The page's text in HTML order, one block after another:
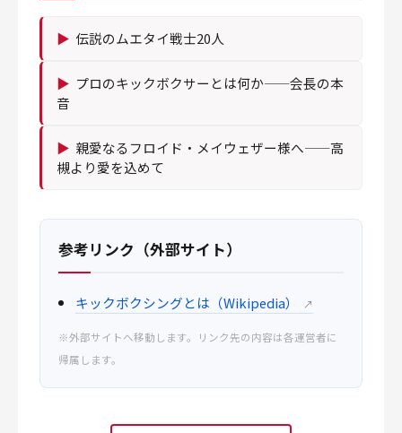
▶ 伝説のムエタイ戦士20人
▶ プロのキックボクサーとは何か——会長の本
音
▶ 親愛なるフロイド・メイウェザー様へ——高
槻より愛を込めて
参考リンク（外部サイト）
キックボクシングとは（Wikipedia） ↗
※外部サイトへ移動します。リンク先の内容は各運営者に
帰属します。